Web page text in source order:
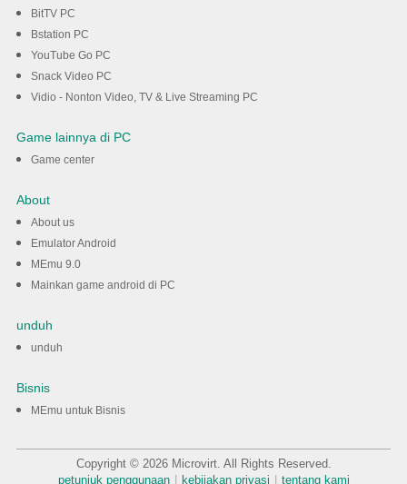
BitTV PC
Bstation PC
YouTube Go PC
Snack Video PC
Vidio - Nonton Video, TV & Live Streaming PC
Game lainnya di PC
Game center
About
About us
Emulator Android
MEmu 9.0
Mainkan game android di PC
unduh
unduh
Bisnis
MEmu untuk Bisnis
Copyright © 2026 Microvirt. All Rights Reserved.
petunjuk penggunaan
kebijakan privasi tentang kami